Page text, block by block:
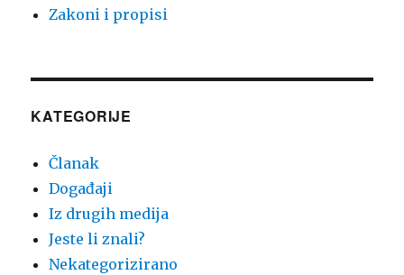
Zakoni i propisi
KATEGORIJE
Članak
Događaji
Iz drugih medija
Jeste li znali?
Nekategorizirano